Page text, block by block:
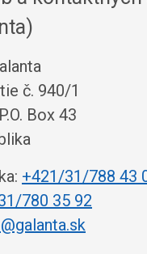
č. 940/1
Box 43
+421/31/788 43
780 35 92